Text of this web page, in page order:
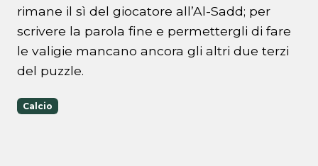
rimane il sì del giocatore all’Al-Sadd; per
scrivere la parola fine e permettergli di fare
le valigie mancano ancora gli altri due terzi
del puzzle.
Calcio